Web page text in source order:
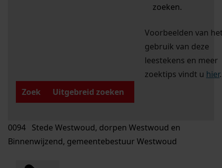
zoeken.
Voorbeelden van
gebruik van deze
leestekens en meer
zoektips vindt u hier.
Zoek
Uitgebreid zoeken
0094 Stede Westwoud, dorpen Westwoud en
Binnenwijzend, gemeentebestuur Westwoud